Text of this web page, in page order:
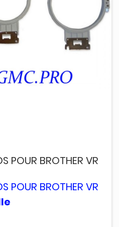
POUR BROTHER VR
POUR BROTHER VR